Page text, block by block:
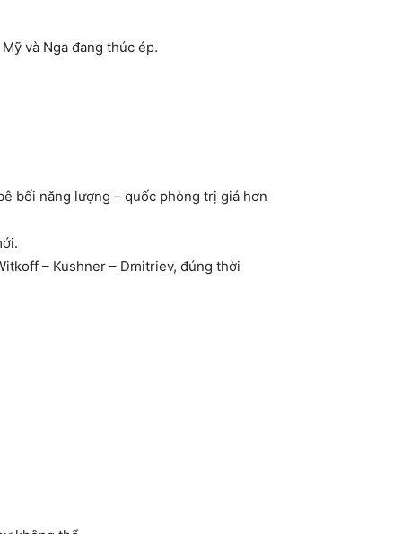
và Nga đang thúc ép.
bối năng lượng – quốc phòng trị giá hơn
– Kushner – Dmitriev, đúng thời